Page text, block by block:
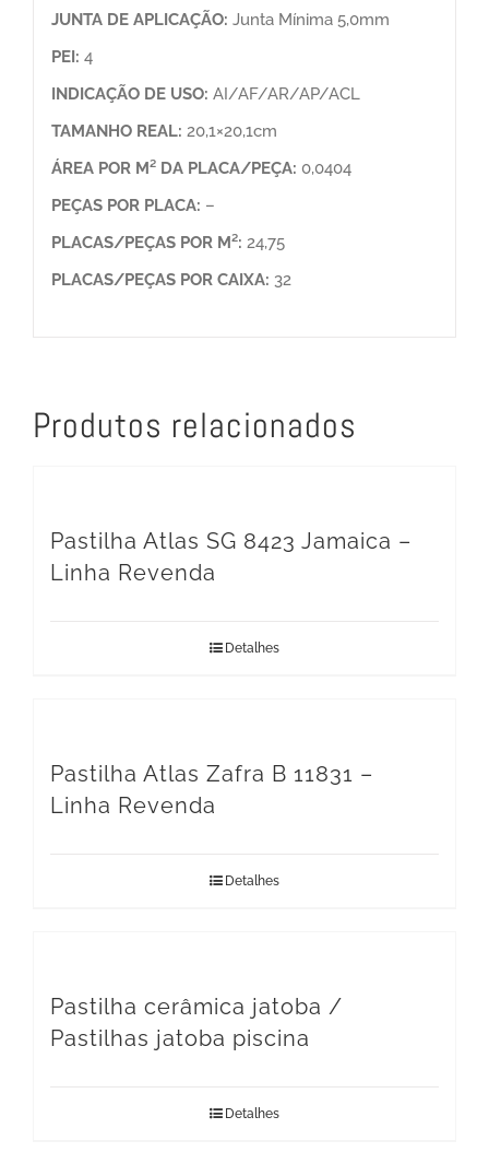
JUNTA DE APLICAÇÃO: Junta Mínima 5,0mm
PEI: 4
INDICAÇÃO DE USO: AI/AF/AR/AP/ACL
TAMANHO REAL: 20,1×20,1cm
ÁREA POR M² DA PLACA/PEÇA: 0,0404
PEÇAS POR PLACA: –
PLACAS/PEÇAS POR M²: 24,75
PLACAS/PEÇAS POR CAIXA: 32
Produtos relacionados
Pastilha Atlas SG 8423 Jamaica –
Linha Revenda
Detalhes
Pastilha Atlas Zafra B 11831 –
Linha Revenda
Detalhes
Pastilha cerâmica jatoba /
Pastilhas jatoba piscina
Detalhes